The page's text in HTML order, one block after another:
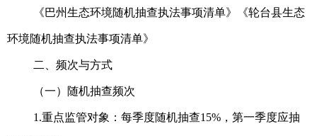
《巴州生态环境随机抽查执法事项清单》《轮台县生态
环境随机抽查执法事项清单》
二、频次与方式
（一）随机抽查频次
1.重点监管对象：每季度随机抽查15%，第一季度应抽